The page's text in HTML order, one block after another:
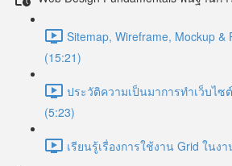
Sitemap, Wireframe, Mockup &
(15:21)
ประวัติความเป็นมาการทำเว็บไซ
(5:23)
เรียนรู้เรื่องการใช้งาน Grid ในง